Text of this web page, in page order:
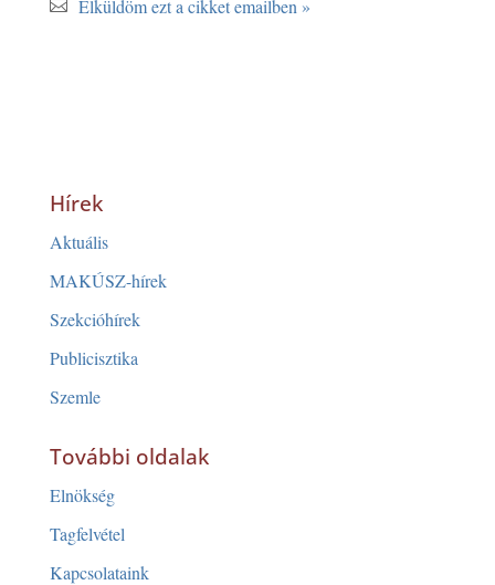
Elküldöm ezt a cikket emailben »
Hírek
Aktuális
MAKÚSZ-hírek
Szekcióhírek
Publicisztika
Szemle
További oldalak
Elnökség
Tagfelvétel
Kapcsolataink